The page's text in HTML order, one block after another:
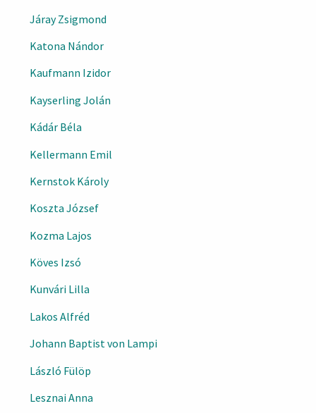
Járay Zsigmond
Katona Nándor
Kaufmann Izidor
Kayserling Jolán
Kádár Béla
Kellermann Emil
Kernstok Károly
Koszta József
Kozma Lajos
Köves Izsó
Kunvári Lilla
Lakos Alfréd
Johann Baptist von Lampi
László Fülöp
Lesznai Anna